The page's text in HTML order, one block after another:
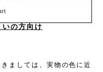
いの方向け
ましては、実物の色に近